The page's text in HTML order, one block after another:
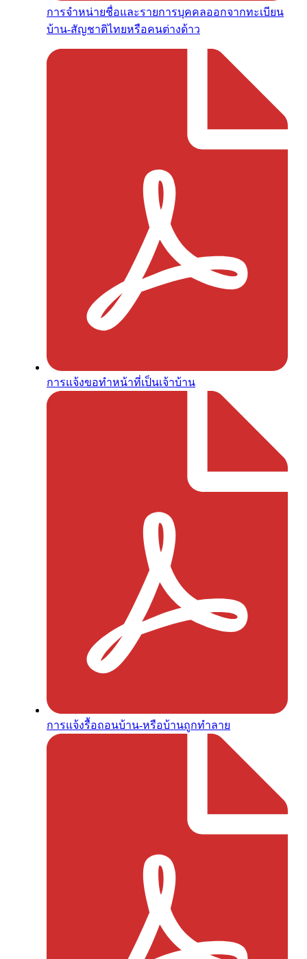
การจำหน่ายชื่อและรายการบุคคลออกจากทะเบียน
บ้าน-สัญชาติไทยหรือคนต่างด้าว
การแจ้งขอทำหน้าที่เป็นเจ้าบ้าน
การแจ้งรื้อถอนบ้าน-หรือบ้านถูกทำลาย